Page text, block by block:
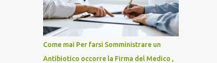
Come mai Per farsi Somministrare un
Antibiotico occorre la Firma del Medico ,